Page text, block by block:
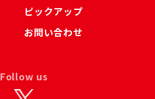
ピックアップ
お問い合わせ
Follow us